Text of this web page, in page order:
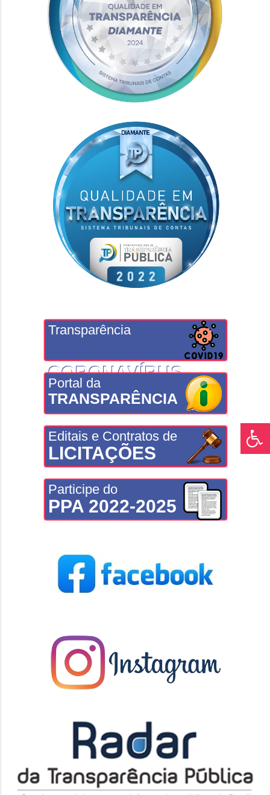
Transparência
CORONAVÍRUS
Portal da
TRANSPARÊNCIA
Editais e Contratos de
LICITAÇÕES
Participe do
PPA 2022-2025